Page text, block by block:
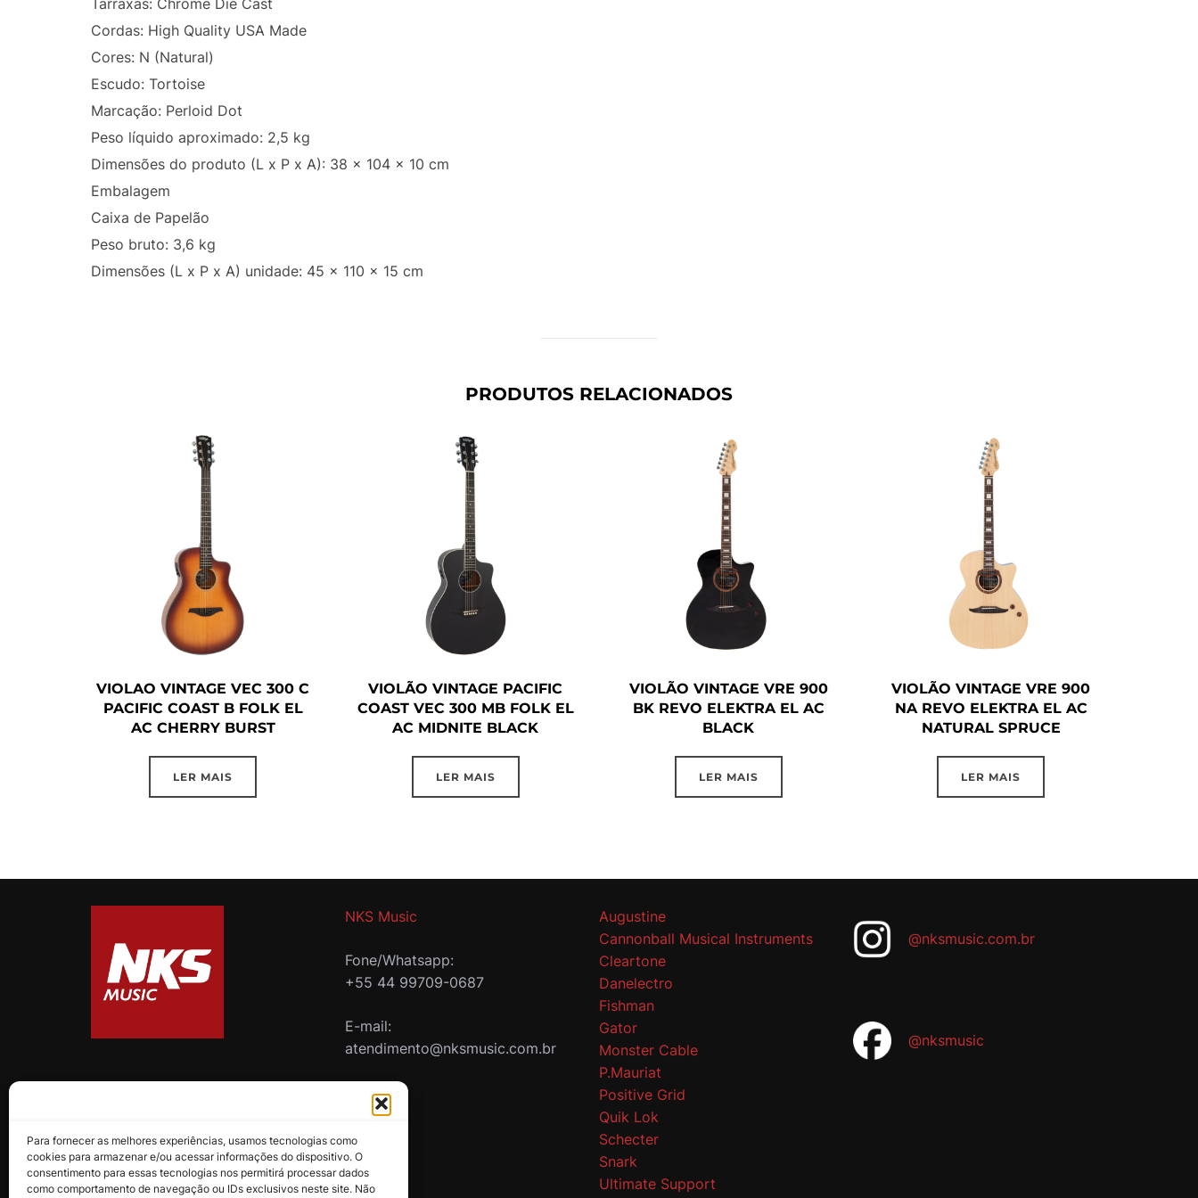
Para fornecer as melhores experiências, usamos tecnologias como
cookies para armazenar e/ou acessar informações do dispositivo. O
consentimento para essas tecnologias nos permitirá processar dados
como comportamento de navegação ou IDs exclusivos neste site. Não
Tarraxas: Chrome Die Cast
Cordas: High Quality USA Made
Cores: N (Natural)
Escudo: Tortoise
Marcação: Perloid Dot
Peso líquido aproximado: 2,5 kg
Dimensões do produto (L x P x A): 38 x 104 x 10 cm
Embalagem
Caixa de Papelão
Peso bruto: 3,6 kg
Dimensões (L x P x A) unidade: 45 x 110 x 15 cm
PRODUTOS RELACIONADOS
VIOLAO VINTAGE VEC 300 C
PACIFIC COAST B FOLK EL
AC CHERRY BURST
LER MAIS
VIOLÃO VINTAGE PACIFIC
COAST VEC 300 MB FOLK EL
AC MIDNITE BLACK
LER MAIS
VIOLÃO VINTAGE VRE 900
BK REVO ELEKTRA EL AC
BLACK
LER MAIS
VIOLÃO VINTAGE VRE 900
NA REVO ELEKTRA EL AC
NATURAL SPRUCE
LER MAIS
NKS Music
Fone/Whatsapp:
+55 44 99709-0687
E-mail:
atendimento@nksmusic.com.br
Augustine
Cannonball Musical Instruments
Cleartone
Danelectro
Fishman
Gator
Monster Cable
P.Mauriat
Positive Grid
Quik Lok
Schecter
Snark
Ultimate Support
@nksmusic.com.br
@nksmusic